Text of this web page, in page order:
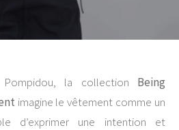
la collection Being
imagine le vêtement comme un
d’exprimer une intention et